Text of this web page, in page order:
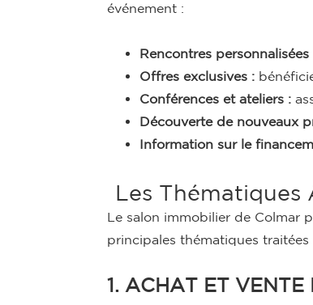
événement :
Rencontres personnalisées
Offres exclusives :
Conférences et ateliers :
Découverte de nouveaux
Information sur le
Les Thématiques
Le salon immobilier de Colmar
principales thématiques traitées
1. ACHAT ET VENTE